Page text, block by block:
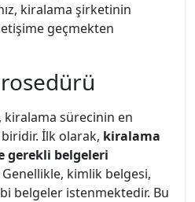
kiralama şirketinin
geçmekten
sürecinin en
İlk olarak, kiralama
gerekli belgeleri
kimlik belgesi,
belgeler istenmektedir. Bu